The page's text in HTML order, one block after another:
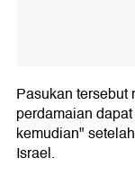
Pasukan
perdamaian
kemudian"
Israel.